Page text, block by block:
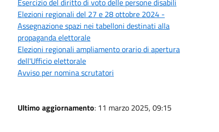
Elezioni regionali del 27 e 28 ottobre 2024 -
Assegnazione spazi nei tabelloni destinati alla
propaganda elettorale
Elezioni regionali ampliamento orario di apertura
dell'Ufficio elettorale
Avviso per nomina scrutatori
Ultimo aggiornamento: 11 marzo 2025, 09:15